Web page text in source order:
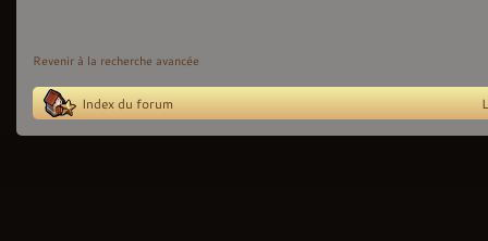
Revenir à la recherche avancée
Index du forum